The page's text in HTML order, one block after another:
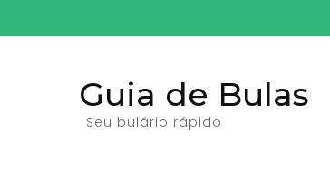
para
Guia de Bulas
Seu bulário rápido